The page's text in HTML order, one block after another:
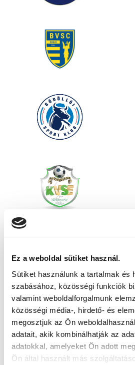
Ez a weboldal sütiket használ.
Sütiket használunk a tartalmak és
szabásához, közösségi funkciók
valamint weboldalforgalmunk
közösségi média-, hirdető- és
megosztjuk az Ön
adatait, akik kombinálhatják az
adatokkal, amelyeket Ön adott
Ön által használt más